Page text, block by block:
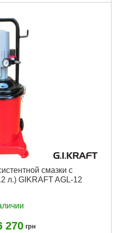
смазки с
л.) GIKRAFT AGL-12
270 грн